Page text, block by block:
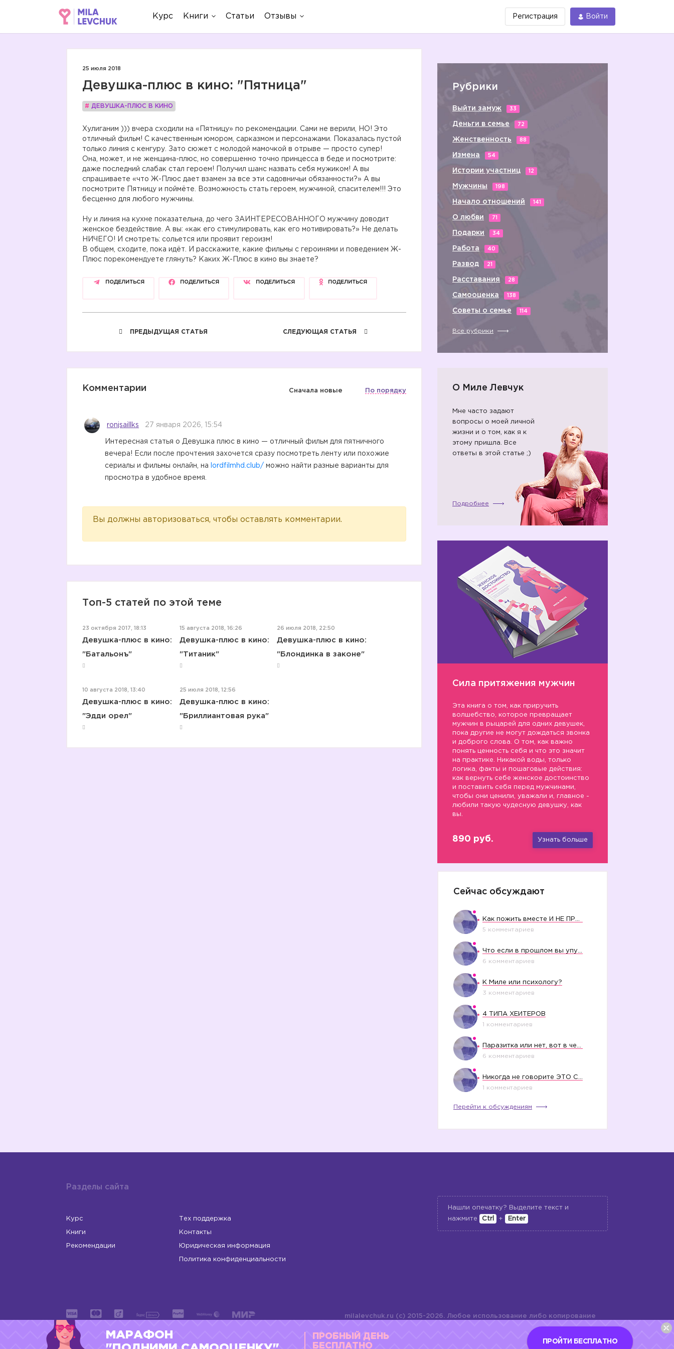
Курс Книги Статьи Отзывы Регистрация Войти
25 июля 2018
Девушка-плюс в кино: "Пятница"
# ДЕВУШКА-ПЛЮС В КИНО
Хулиганим ))) вчера сходили на «Пятницу» по рекомендации. Сами не верили, НО! Это
отличный фильм! С качественным юмором, сарказмом и персонажами. Показалась пустой
только линия с кенгуру. Зато сюжет с молодой мамочкой в отрыве — просто супер!
Она, может, и не женщина-плюс, но совершенно точно принцесса в беде и посмотрите:
даже последний слабак стал героем! Получил шанс назвать себя мужиком! А вы
спрашиваете «что Ж-Плюс дает взамен за все эти садовничьи обязанности?» А вы
посмотрите Пятницу и поймёте. Возможность стать героем, мужчиной, спасителем!!! Это
бесценно для любого мужчины.
Ну и линия на кухне показательна, до чего ЗАИНТЕРЕСОВАННОГО мужчину доводит
женское бездействие. А вы: «как его стимулировать, как его мотивировать?» Не делать
НИЧЕГО! И смотреть: сольется или проявит героизм!
В общем, сходите, пока идёт. И расскажите, какие фильмы с героинями и поведением Ж-
Плюс порекомендуете глянуть? Каких Ж-Плюс в кино вы знаете?
ПОДЕЛИТЬСЯ ПОДЕЛИТЬСЯ ПОДЕЛИТЬСЯ ПОДЕЛИТЬСЯ
ПРЕДЫДУЩАЯ СТАТЬЯ СЛЕДУЮЩАЯ СТАТЬЯ
Комментарии Сначала новые По порядку
ronjsaillks 27 января 2026, 15:54
Интересная статья о Девушка плюс в кино — отличный фильм для пятничного
вечера! Если после прочтения захочется сразу посмотреть ленту или похожие
сериалы и фильмы онлайн, на
lordfilmhd.club/ можно найти разные варианты для
просмотра в удобное время.
Вы должны авторизоваться, чтобы оставлять комментарии.
Топ-5 статей по этой теме
23 октября 2017, 18:13
Девушка-плюс в кино:
"Батальонъ"
15 августа 2018, 16:26
Девушка-плюс в кино:
"Титаник"
26 июля 2018, 22:50
Девушка-плюс в кино:
"Блондинка в законе"
10 августа 2018, 13:40
Девушка-плюс в кино:
"Эдди орел"
25 июля 2018, 12:56
Девушка-плюс в кино:
"Бриллиантовая рука"
Рубрики
Выйти замуж 33
Деньги в семье 72
Женственность 88
Измена 54
Истории участниц 12
Мужчины 198
Начало отношений 141
О любви 71
Подарки 34
Работа 40
Развод 21
Расставания 28
Самооценка 138
Советы о семье 114
Все рубрики
О Миле Левчук
Мне часто задают
вопросы о моей личной
жизни и о том, как я к
этому пришла. Все
ответы в этой статье ;)
Подробнее
Сила притяжения мужчин
Эта книга о том, как приручить
волшебство, которое превращает
мужчин в рыцарей для одних девушек,
пока другие не могут дождаться звонка
и доброго слова. О том, как важно
понять ценность себя и что это значит
на практике. Никакой воды, только
логика, факты и пошаговые действия:
как вернуть себе женское достоинство
и поставить себя перед мужчинами,
чтобы они ценили, уважали и, главное -
любили такую чудесную девушку, как
вы.
890 руб. Узнать больше
Сейчас обсуждают
5 комментариев
6 комментариев
К Миле или психологу?
3 комментариев
4 ТИПА ХЕЙТЕРОВ
1 комментариев
6 комментариев
1 комментариев
Перейти к обсуждениям
Разделы сайта
Курс
Книги
Рекомендации
Тех поддержка
Контакты
Юридическая информация
Политика конфиденциальности
Нашли опечатку? Выделите текст и
нажмите
Ctrl + Enter
ИП Левчук Людмила Николаевна
milalevchuk.ru (c) 2015-2026. Любое использование либо копирование
материалов или подборки материалов сайта, элементов дизайна и
оформления допускается лишь с разрешения правообладателя и
МАРАФОН
ПРОБНЫЙ ДЕНЬ
БЕСПЛАТНО
ПРОЙТИ БЕСПЛАТНО